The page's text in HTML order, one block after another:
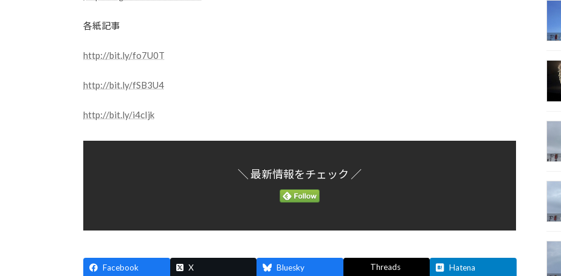
各紙記事
http://bit.ly/fo7U0T
http://bit.ly/fSB3U4
http://bit.ly/i4cIjk
＼ 最新情報をチェック ／
Facebook X Bluesky Threads Hatena